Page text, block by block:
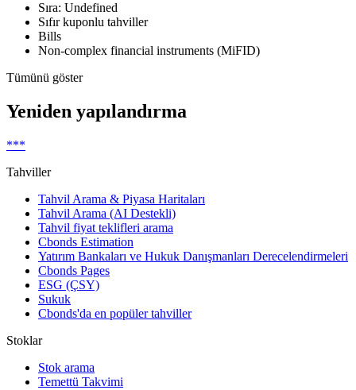
Sıra: Undefined
Sıfır kuponlu tahviller
Bills
Non-complex financial instruments (MiFID)
Tümünü göster
Yeniden yapılandırma
***
Tahviller
Tahvil Arama & Piyasa Haritaları
Tahvil Arama (AI Destekli)
Tahvil fiyat teklifleri arama
Cbonds Estimation
Yatırım Bankaları ve Hukuk Danışmanları Derecelendirmeleri
Cbonds Pages
ESG (ÇSY)
Sukuk
Cbonds'da en popüler tahviller
Stoklar
Stok arama
Temettü Takvimi